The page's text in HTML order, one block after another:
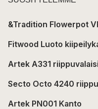
&Tradition Flowerpot
Fitwood Luoto
Artek A331
Secto Octo 4240
Artek PN001 Kanto